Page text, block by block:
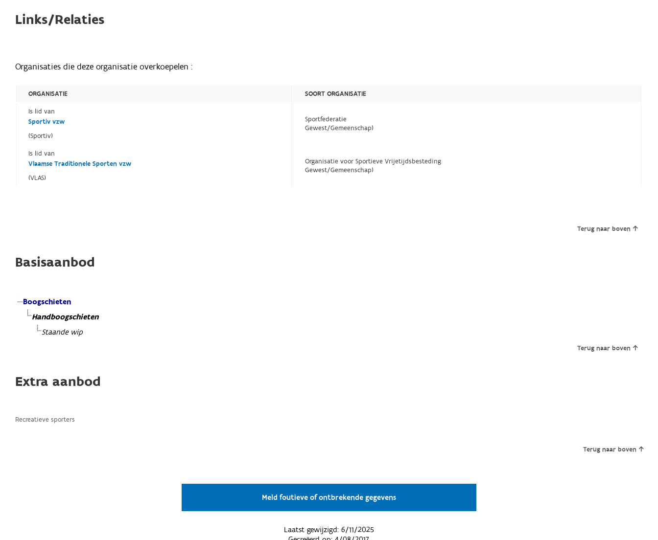
Links/Relaties
Organisaties die deze organisatie overkoepelen :
ORGANISATIE
SOORT ORGANISATIE
Is lid van
Sportiv vzw
(Sportiv)
Sportfederatie
Gewest/Gemeenschap)
Is lid van
Vlaamse Traditionele Sporten vzw
(VLAS)
Organisatie voor Sportieve Vrijetijdsbesteding
Gewest/Gemeenschap)
Terug naar boven
Basisaanbod
Boogschieten
Handboogschieten
Staande wip
Terug naar boven
Extra aanbod
Recreatieve sporters
Terug naar boven
Meld foutieve of ontbrekende gegevens
Laatst gewijzigd: 6/11/2025